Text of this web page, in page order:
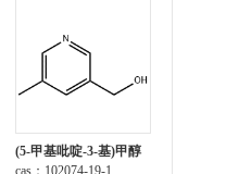
(5-甲基吡啶-3-基)甲醇
cas：102074-19-1